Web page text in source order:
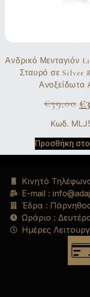
Ανδρικό Μενταγιόν
Σταυρό σε Silver
Ανοξείδωτο
€39,00 €
Κωδ.
Προσθήκη
Κινητό
E-mail :
Έδρα :
Ωράριο :
Ημέρες